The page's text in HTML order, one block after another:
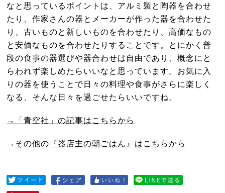
なと思っているポイントは、アルミ製と陶器を合わせ
たり、作家さんの器とメーカーが作った器を合わせた
り、古いものと新しいものを合わせたり、高価なもの
と安価なものを合わせたりすることです。とにかく普
段の食事の器選びや器合わせは自由であり、概念にと
らわれず楽しめたらいいなと思っています。お気に入
りの器を使うことで日々の料理や食事がさらに楽しく
なる、そんな日々を過ごせたらいいですね。
→「青空社 」の記事はこちらから
→その他の『器店主の朝ごはん』はこちらから